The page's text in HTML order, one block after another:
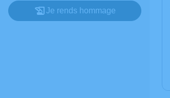
Je rends hommage